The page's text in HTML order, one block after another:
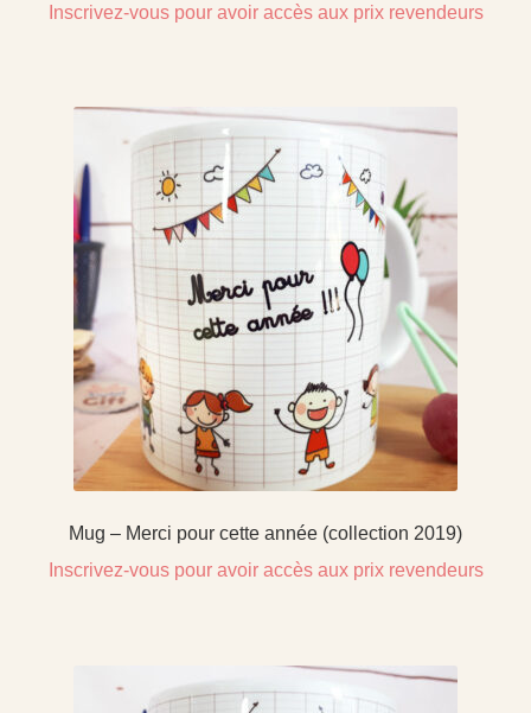
Inscrivez-vous pour avoir accès aux prix revendeurs
Mug – Merci pour cette année (collection 2019)
Inscrivez-vous pour avoir accès aux prix revendeurs